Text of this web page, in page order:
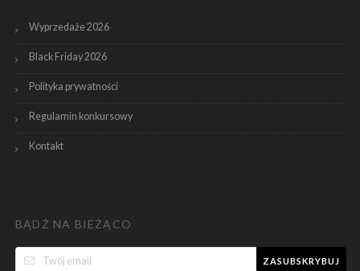
Wyprzedaże 2026
Black Friday 2026
Polityka prywatności
Regulamin konkursowy
Kontakt
BĄDŹ NA BIEŻĄCO
ZASUBSKRYBUJ